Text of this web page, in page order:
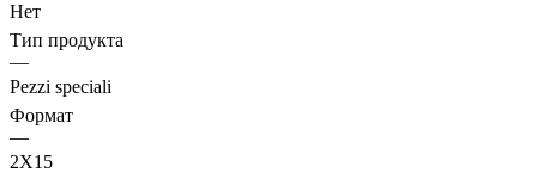
Нет
Тип продукта
—
Pezzi speciali
Формат
—
2X15